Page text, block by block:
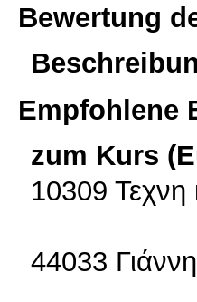
Bewertung
Empfohlene
zum Kurs
10309 Τεχνη
44033